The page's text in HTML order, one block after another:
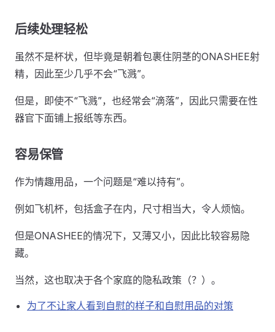
后续处理轻松
虽然不是杯状，但毕竟是朝着包裹住阴茎的ONASHEE射
精，因此至少几乎不会“飞溅”。
但是，即使不“飞溅”，也经常会“滴落”，因此只需要在性
器官下面铺上报纸等东西。
容易保管
作为情趣用品，一个问题是“难以持有”。
例如飞机杯，包括盒子在内，尺寸相当大，令人烦恼。
但是ONASHEE的情况下，又薄又小，因此比较容易隐
藏。
当然，这也取决于各个家庭的隐私政策（？）。
为了不让家人看到自慰的样子和自慰用品的对策